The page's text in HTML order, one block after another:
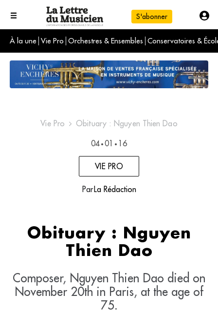
S'abonner
À la une Vie Pro Orchestres & Ensembles Conservatoires &
L'info du jour
Le numéro du mois
International
Vie Pro Obituary : Nguyen Thien Dao
04 • 01 • 16
VIE PRO
ParLa Rédaction
Obituary : Nguyen
Thien Dao
Composer, Nguyen Thien Dao died on
November 20th in Paris, at the age of
75.